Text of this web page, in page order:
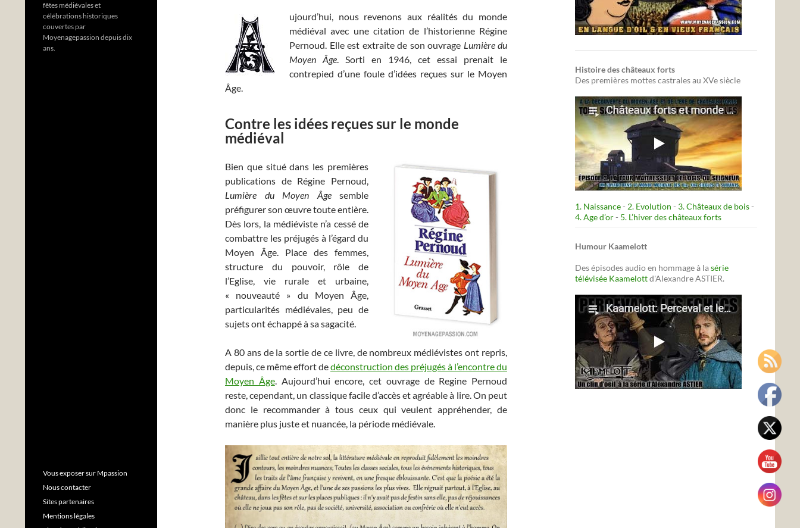
ujourd’hui, nous revenons aux réalités du monde
médiéval avec une citation de l’historienne Régine
Pernoud. Elle est extraite de son ouvrage Lumière du
Moyen Âge. Sorti en 1946, cet essai prenait le
contrepied d’une foule d’idées reçues sur le Moyen
Âge.
Contre les idées reçues sur le monde
médiéval
Bien que situé dans les premières
publications de Régine Pernoud,
Lumière du Moyen Âge semble
préfigurer son œuvre toute entière.
Dès lors, la médiéviste n’a cessé de
combattre les préjugés à l’égard du
Moyen Âge. Place des femmes,
structure du pouvoir, rôle de
l’Eglise, vie rurale et urbaine,
« nouveauté » du Moyen Âge,
particularités médiévales, peu de
sujets ont échappé à sa sagacité.
A 80 ans de la sortie de ce livre, de nombreux médiévistes ont repris,
depuis, ce même effort dedéconstruction des préjugés à l’encontre du
Moyen Âge. Aujourd’hui encore, cet ouvrage de Regine Pernoud
reste, cependant, un classique facile d’accès et agréable à lire. On peut
donc le recommander à tous ceux qui veulent appréhender, de
manière plus juste et nuancée, la période médiévale.
Histoire des châteaux forts
Des premières mottes castrales au XVe siècle
1. Naissance- 2. Evolution - 3. Châteaux de bois-
4. Age d’or- 5. L’hiver des châteaux forts
Humour Kaamelott
Des épisodes audio en hommage à lasérie
télévisée Kaamelottd'Alexandre ASTIER.
fêtes médiévales et
célébrations historiques
couvertes par
Moyenagepassion depuis dix
ans.
Vous exposer sur Mpassion
Nous contacter
Sites partenaires
Mentions légales